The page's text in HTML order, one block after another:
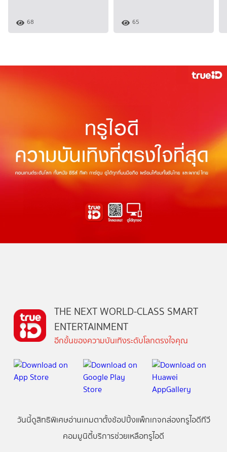
68 65
THE NEXT WORLD-CLASS SMART
ENTERTAINMENT
อีกขั้นของความบันเทิงระดับโลกตรงใจคุณ
วันนี้ดูสิทธิพิเศษอ่านเกมตาตั้งช้อปปิ้งแพ็กเกจกล่องทรูไอดีทีวี
คอมมูนิตี้บริการช่วยเหลือทรูไอดี